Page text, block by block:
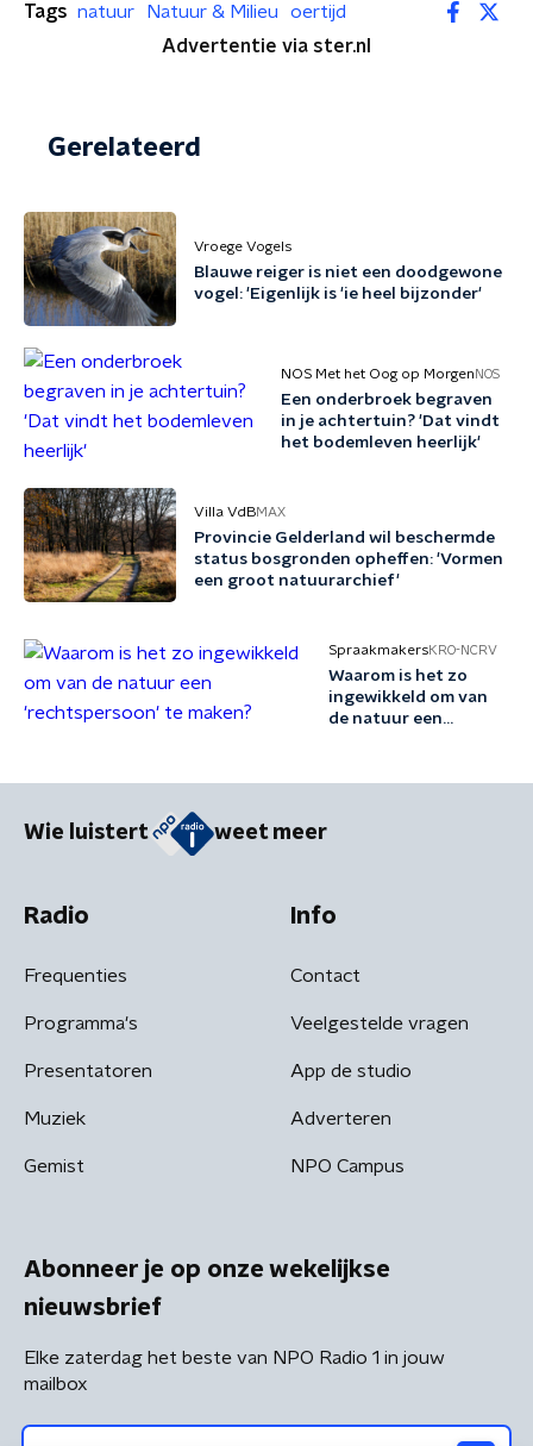
Tags natuur Natuur & Milieu
oertijd
Advertentie via ster.nl
Gerelateerd
Vroege Vogels
Blauwe reiger is niet een doodgewone
vogel: 'Eigenlijk is 'ie heel bijzonder'
NOS Met het Oog op Morgen NOS
Een onderbroek begraven
in je achtertuin? 'Dat vindt
het bodemleven heerlijk'
Villa VdBMAX
Provincie Gelderland wil beschermde
status bosgronden opheffen: 'Vormen
een groot natuurarchief'
SpraakmakersKRO-NCRV
Waarom is het zo
ingewikkeld om van
de natuur een
Wie luistert weet meer
Radio
Frequenties
Programma's
Presentatoren
Muziek
Gemist
Info
Contact
Veelgestelde vragen
App de studio
Adverteren
NPO Campus
Abonneer je op onze wekelijkse
nieuwsbrief
Elke zaterdag het beste van NPO Radio 1 in jouw
mailbox